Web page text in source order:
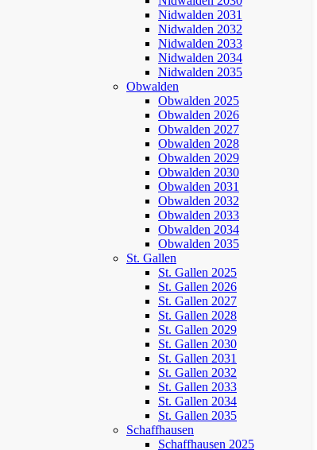
Nidwalden 2031
Nidwalden 2032
Nidwalden 2033
Nidwalden 2034
Nidwalden 2035
Obwalden
Obwalden 2025
Obwalden 2026
Obwalden 2027
Obwalden 2028
Obwalden 2029
Obwalden 2030
Obwalden 2031
Obwalden 2032
Obwalden 2033
Obwalden 2034
Obwalden 2035
St. Gallen
St. Gallen 2025
St. Gallen 2026
St. Gallen 2027
St. Gallen 2028
St. Gallen 2029
St. Gallen 2030
St. Gallen 2031
St. Gallen 2032
St. Gallen 2033
St. Gallen 2034
St. Gallen 2035
Schaffhausen
Schaffhausen 2025